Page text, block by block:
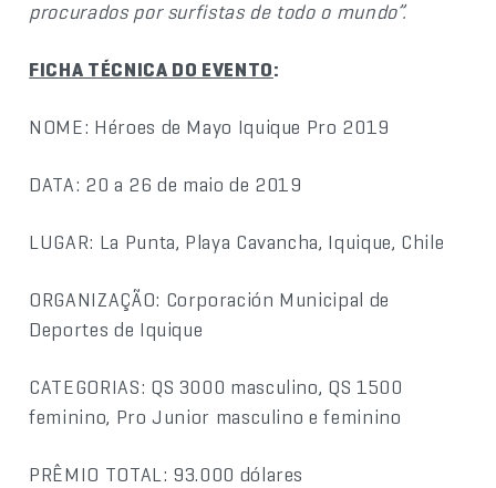
procurados por surfistas de todo o mundo”.
FICHA TÉCNICA DO EVENTO:
NOME: Héroes de Mayo Iquique Pro 2019
DATA: 20 a 26 de maio de 2019
LUGAR: La Punta, Playa Cavancha, Iquique, Chile
ORGANIZAÇÃO: Corporación Municipal de
Deportes de Iquique
CATEGORIAS: QS 3000 masculino, QS 1500
feminino, Pro Junior masculino e feminino
PRÊMIO TOTAL: 93.000 dólares